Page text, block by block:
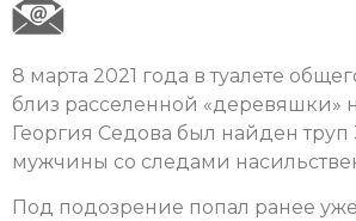
8 марта 2021 года в туалете
близ расселенной «деревяшки»
Георгия Седова был найден труп
мужчины со следами
Под подозрение попал ранее